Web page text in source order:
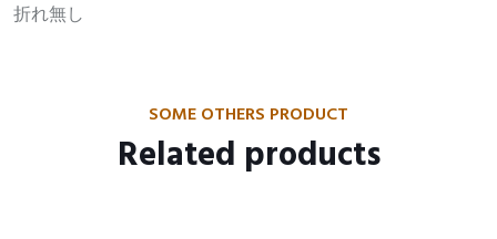
折れ無し
SOME OTHERS PRODUCT
Related products